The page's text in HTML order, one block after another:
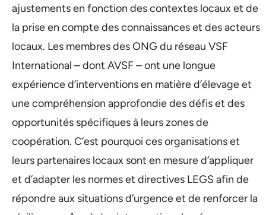
ajustements en fonction des contextes locaux et de
la prise en compte des connaissances et des acteurs
locaux. Les membres des ONG du réseau VSF
International – dont AVSF – ont une longue
expérience d’interventions en matière d’élevage et
une compréhension approfondie des défis et des
opportunités spécifiques à leurs zones de
coopération. C’est pourquoi ces organisations et
leurs partenaires locaux sont en mesure d’appliquer
et d’adapter les normes et directives LEGS afin de
répondre aux situations d’urgence et de renforcer la